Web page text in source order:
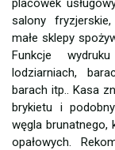
salony
małe sklepy
Funkcje
lodziarniach,
barach itp.. Kasa
brykietu i
węgla brunatnego,
opałowych.